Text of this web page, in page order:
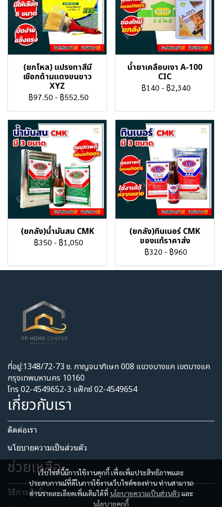
(ยกโหล) แปรงทาสีมี
เชือกด้ามแดงขนขาว
XYZ
฿97.50 - ฿552.50
น้ำยาเคลือบเงา A-100
CIC
฿140 - ฿2,340
(ยกลัง)น้ำมันสน CMK
฿350 - ฿1,050
(ยกลัง)ทินเนอร์ CMK
ของแท้ราคาส่ง
฿320 - ฿960
เว็บไซต์นี้มีการใช้งานคุกกี้ เพื่อเพิ่มประสิทธิภาพและ
ประสบการณ์ที่ดีในการใช้งานเว็บไซต์ของท่าน ท่านสามารถ
อ่านรายละเอียดเพิ่มเติมได้ที่ นโยบายความเป็นส่วนตัว และ
นโยบายคุกกี้
ที่อยู่:1348/72-73 ซ. กาญจนาภิเษก 008 แขวงบางแค เขตบางแค
กรุงเทพมหานคร 10160
โทร 02-4549652-3 แฟ็กซ์ 02-4549654
เกี่ยวกับเรา
ติดต่อเรา
นโยบายความเป็นส่วนตัว​
ช่วยเหลือ
วิธีการสั่งซื้อ